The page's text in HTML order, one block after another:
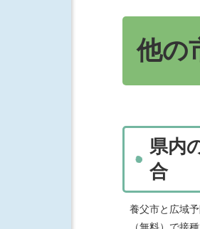
他の
県内
合
養父市と広域
（無料）で接